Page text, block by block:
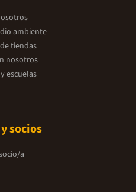
ambiente
tiendas
nosotros
escuelas
socios
a